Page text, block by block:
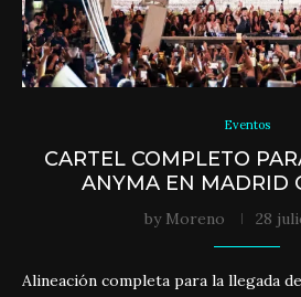
Eventos
CARTEL COMPLETO
ANYMA EN MADRID
by Moreno 28
Alineación completa para la llegada